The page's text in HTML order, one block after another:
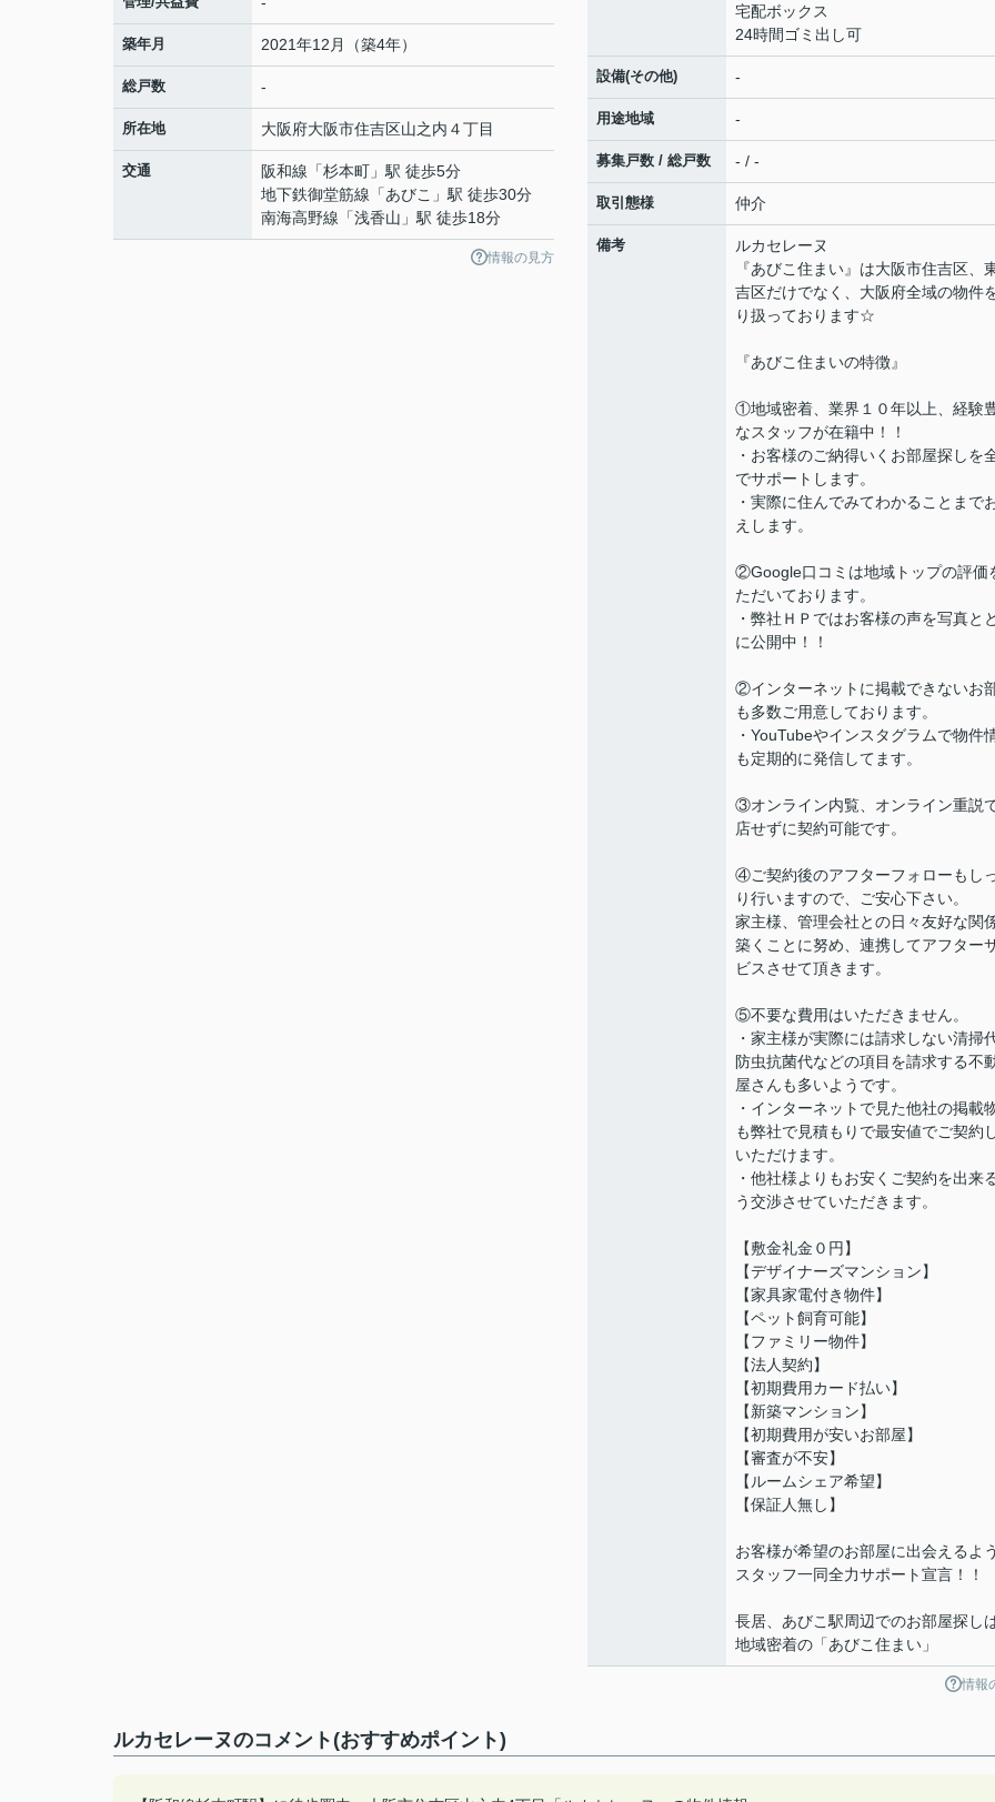
築年月 2021年12月（築4年）
総戸数 -
所在地 大阪府大阪市住吉区山之内 ４丁目
交通 阪和線 「杉本町 」駅 徒歩5分
地下鉄御堂筋線 「あびこ 」駅 徒歩30分
南海高野線 「浅香山 」駅 徒歩18分
情報の見方
宅配ボックス
24時間ゴミ出し可
設備(その他) -
用途地域 -
募集戸数 / 総戸数 - / -
取引態様 仲介
備考
ルカセレーヌ
『あびこ住まい』は大阪市住吉区、
吉区だけでなく、大阪府全域の物件
り扱っております☆
『あびこ住まいの特徴』
①地域密着、業界１０年以上、経験
なスタッフが在籍中！！
・お客様のご納得いくお部屋探しを
でサポートします。
・実際に住んでみてわかることまで
えします。
②Google口コミは地域トップの評価
ただいております。
・弊社ＨＰではお客様の声を写真と
に公開中！！
②インターネットに掲載できないお
も多数ご用意しております。
・YouTubeやインスタグラムで物件
も定期的に発信してます。
③オンライン内覧、オンライン重説
店せずに契約可能です。
④ご契約後のアフターフォローもし
り行いますので、ご安心下さい。
家主様、管理会社との日々友好な関
築くことに努め、連携してアフター
ビスさせて頂きます。
⑤不要な費用はいただきません。
・家主様が実際には請求しない清掃
防虫抗菌代などの項目を請求する不
屋さんも多いようです。
・インターネットで見た他社の掲載
も弊社で見積もりで最安値でご契約
いただけます。
・他社様よりもお安くご契約を出来
う交渉させていただきます。
【敷金礼金０円】
【デザイナーズマンション】
【家具家電付き物件】
【ペット飼育可能】
【ファミリー物件】
【法人契約】
【初期費用カード払い】
【新築マンション】
【初期費用が安いお部屋】
【審査が不安】
【ルームシェア希望】
【保証人無し】
お客様が希望のお部屋に出会えるよ
スタッフ一同全力サポート宣言！！
長居、あびこ駅周辺でのお部屋探し
地域密着の「あびこ住まい」
情報
ルカセレーヌのコメント(おすすめポイント)